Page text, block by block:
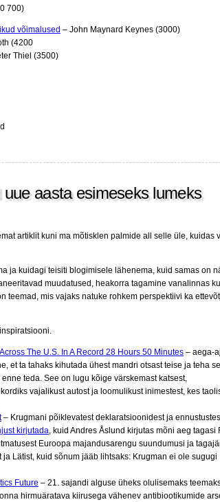
700)
võimalused – John Maynard Keynes (3000)
(4200
Thiel (3500)
uue aasta esimeseks lumeks
artiklit kuni ma mõtisklen palmide all selle üle, kuidas
ja kuidagi teisiti blogimisele lähenema, kuid samas on
muudatused, heakorra tagamine vanalinnas
teemad, mis vajaks natuke rohkem perspektiivi ka
The U.S. In A Record 28 Hours 50 Minutes – aega-
et ta tahaks kihutada ühest mandri otsast teise ja teha
teda. See on lugu kõige värskemast katsest,
vajalikust autost ja loomulikust inimestest, kes
– Krugmani põiklevatest deklaratsioonidest ja
kirjutada, kuid Andres Åslund kirjutas mõni aeg tagasi
Euroopa majandusarengu suundumusi ja
ja Lätist, kuid sõnum jääb lihtsaks: Krugman ei ole sugugi
Future – 21. sajandi alguse üheks olulisemaks
hirmuäratava kiirusega vähenev antibiootikumide